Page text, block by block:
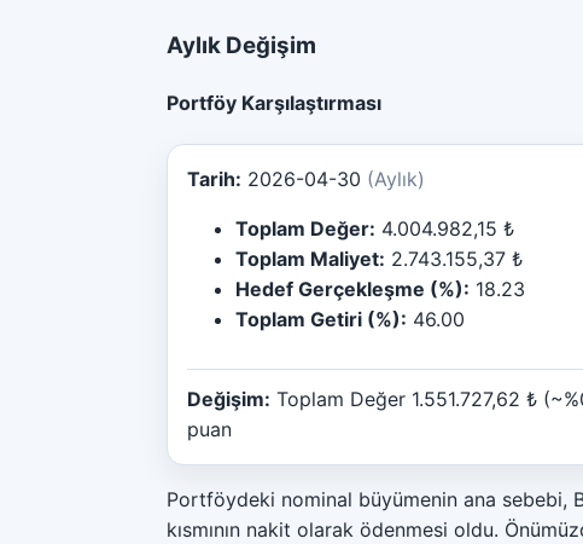
Aylık Değişim
Portföy Karşılaştırması
Tarih: 2026-04-30 (Aylık)
Toplam Değer: 4.004.982,15 ₺
Toplam Maliyet: 2.743.155,37 ₺
Hedef Gerçekleşme (%): 18.23
Toplam Getiri (%): 46.00
Değişim: Toplam Değer 1.551.727,62 ₺
puan
Portföydeki nominal büyümenin ana sebebi,
kısmının nakit olarak ödenmesi oldu.